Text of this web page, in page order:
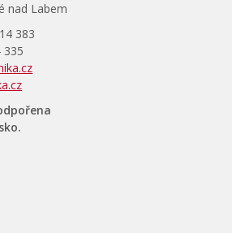
nad Labem
383
335